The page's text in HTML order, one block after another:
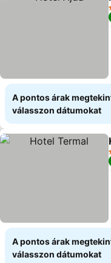
A pontos árak
válasszon dátumokat
A pontos árak
válasszon dátumokat